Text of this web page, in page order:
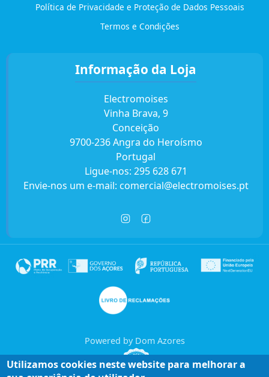
Política de Privacidade e Proteção de Dados Pessoais
Termos e Condições
Informação da Loja
Electromoises
Vinha Brava, 9
Conceição
9700-236 Angra do Heroísmo
Portugal
Ligue-nos: 295 628 671
Envie-nos um e-mail: comercial@electromoises.pt
Powered by Dom Azores
Utilizamos cookies neste website para melhorar a